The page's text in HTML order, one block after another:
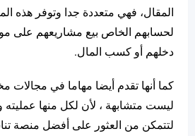
المقال، فهي متعددة جدا وتوفر هذه
لحسابهم الخاص بيع مشاريعهم على
دخلهم أو كسب المال.
كما أنها تقدم أيضا مهاما في مجالات
ليست متشابهة ، لأن لكل منها
لتتمكن من العثور على أفضل منصة